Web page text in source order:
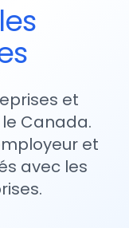
et
Canada.
et
avec les